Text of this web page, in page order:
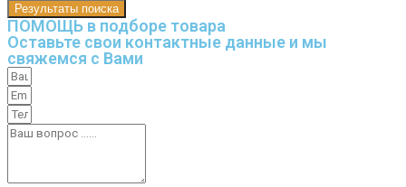
Результаты поиска
ПОМОЩЬ в подборе товара
Оставьте свои контактные данные и мы
свяжемся с Вами